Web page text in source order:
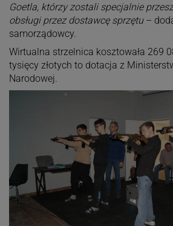
Goetla, którzy zostali specjalnie
obsługi przez dostawcę sprzętu–
samorządowcy.
Wirtualna strzelnica kosztowała 269
tysięcy złotych to dotacja z
Narodowej.